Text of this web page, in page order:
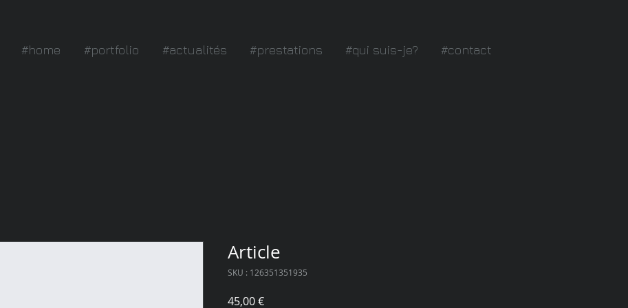
#home #portfolio #actualités #prestations #qui suis-je? #contact
Article
SKU : 126351351935
45,00 €Prix